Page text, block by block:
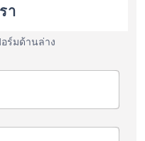
า
ร์มด้านล่าง